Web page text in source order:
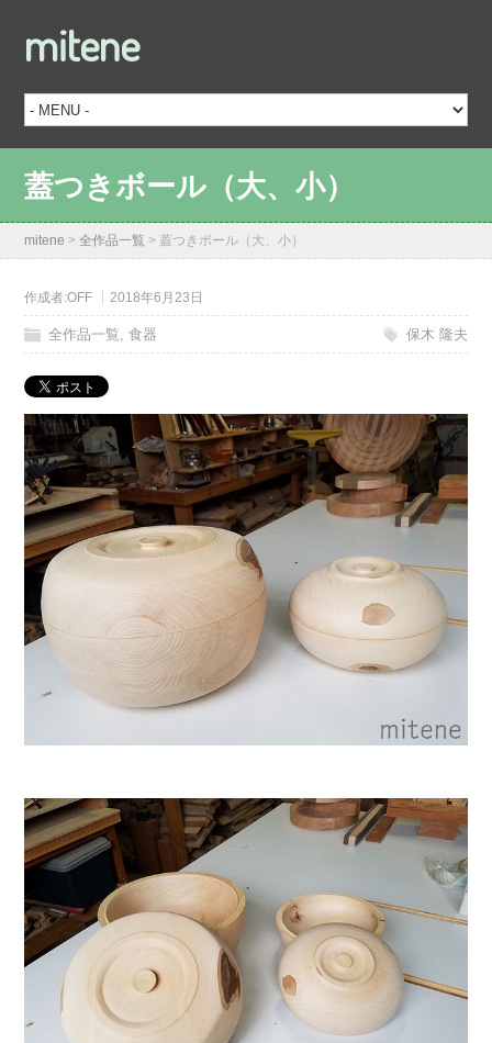
mitene
蓋つきボール（大、小）
mitene >全作品一覧 >蓋つきボール（大、小）
作成者:OFF 2018年6月23日
全作品一覧,食器 保木 隆夫